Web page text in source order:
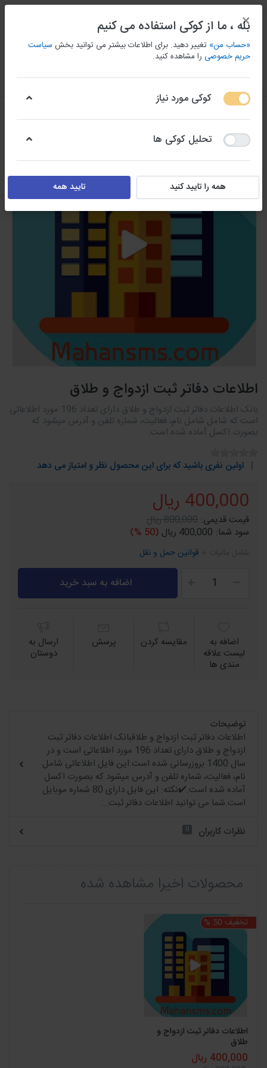
منو ورود/ثبت نام مقايسه كردن علاقه مندی سبد
اطلاعات دفاتر ثبت ازدواج و طلاق
بانک اطلاعات دفاتر ثبت ازدواج و طلاق دارای تعداد 196 مورد اطلاعاتی
است که شامل شامل نام، فعالیت، شماره تلفن و آدرس میشود که
بصورت اکسل آماده شده است.
اولین نفری باشید که برای این محصول نظر و امتیاز می دهد
400,000 ریال
قیمت قدیمی: 800,000 ریال
سود شما: 400,000 ریال (50 %)
قوانین حمل و نقل
اضافه به سبد خرید
اضافه به
لیست علاقه
مندی ها
مقايسه كردن پرسش ارسال به
دوستان
توضیحات
اطلاعات دفاتر ثبت ازدواج و طلاقبانک اطلاعات دفاتر ثبت
ازدواج و طلاق دارای تعداد 196 مورد اطلاعاتی است و در
سال 1400 بروزرسانی شده است.این فایل اطلاعاتی شامل
نام، فعالیت، شماره تلفن و آدرس میشود که بصورت اکسل
آماده شده است.✔️نکته: این فایل دارای 80 شماره موبایل
است.شما می توانید اطلاعات دفاتر ثبت...
نظرات کاربران
0
محصولات اخیرا مشاهده شده
تخفیف 50 %
اطلاعات دفاتر ثبت ازدواج و
طلاق
400,000 ریال
×
بله ، ما از کوکی استفاده می کنیم
«حساب من» تغییر دهید. برای اطلاعات بیشتر می توانید بخش سیاست
حریم خصوصی را مشاهده کنید.
کوکی مورد نیاز
تحلیل کوکی ها
همه را تایید کنید تایید همه